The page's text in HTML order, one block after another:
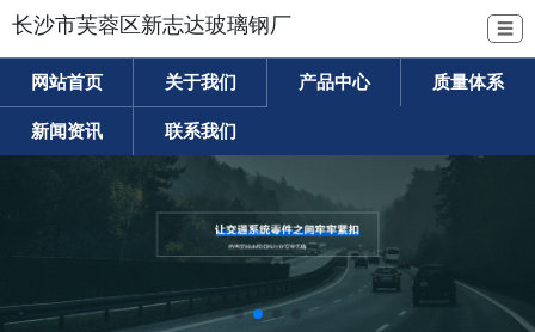
长沙市芙蓉区新志达玻璃钢厂 ☰
网站首页 关于我们 产品中心 质量体系
新闻资讯 联系我们